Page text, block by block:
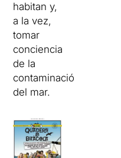
habitan y,
a la vez,
tomar
conciencia
de la
contaminación
del mar.